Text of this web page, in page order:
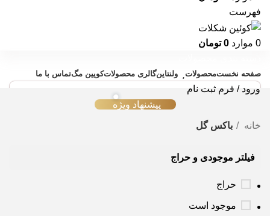
فهرست
0 موارد 0 تومان
صفحه نخستمحصولات ولنتاینگالری محصولاتکویین مگتماس با ما
ورود / فرم ثبت نام
پیشنهاد ویژه
خانه باکس گل
فیلتر موجودی و حراج
حراج
موجود است